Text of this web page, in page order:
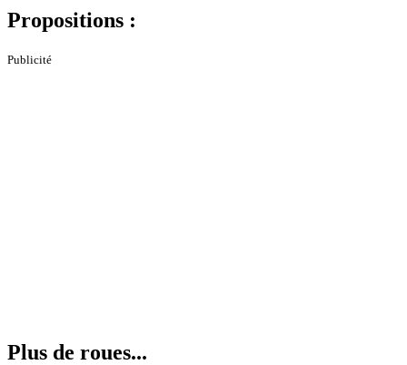
Propositions :
Publicité
Plus de roues...